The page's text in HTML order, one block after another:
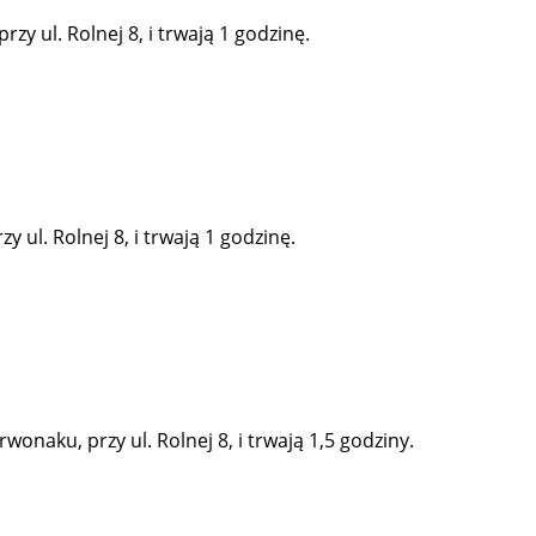
ul. Rolnej 8, i trwają 1 godzinę.
ul. Rolnej 8, i trwają 1 godzinę.
przy ul. Rolnej 8, i trwają 1,5 godziny.